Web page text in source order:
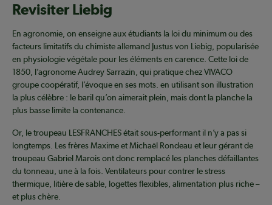
Revisiter Liebig
En agronomie, on enseigne aux étudiants la loi du minimum ou des
facteurs limitatifs du chimiste allemand Justus von Liebig, popularisée
en physiologie végétale pour les éléments en carence. Cette loi de
1850, l’agronome Audrey Sarrazin, qui pratique chez VIVACO
groupe coopératif, l’évoque en ses mots. en utilisant son illustration
la plus célèbre : le baril qu’on aimerait plein, mais dont la planche la
plus basse limite la contenance.
Or, le troupeau LESFRANCHES était sous-performant il n’y a pas si
longtemps. Les frères Maxime et Michaël Rondeau et leur gérant de
troupeau Gabriel Marois ont donc remplacé les planches défaillantes
du tonneau, une à la fois. Ventilateurs pour contrer le stress
thermique, litière de sable, logettes flexibles, alimentation plus riche –
et plus chère.